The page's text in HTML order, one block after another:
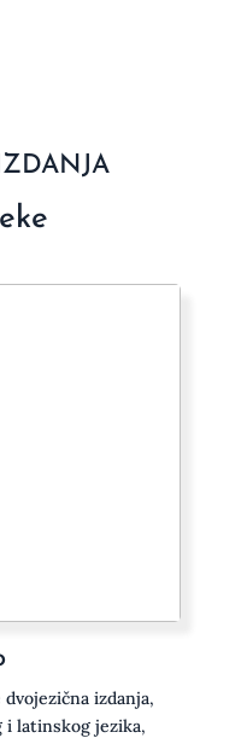
izdanja,
i latinskog jezika,